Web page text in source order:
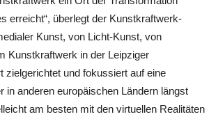
erreicht“, überlegt der Kunstkraftwerk-
Kunst, von Licht-Kunst, von
Kunstkraftwerk in der Leipziger
zielgerichtet und fokussiert auf eine
anderen europäischen Ländern längst
am besten mit den virtuellen Realitäten